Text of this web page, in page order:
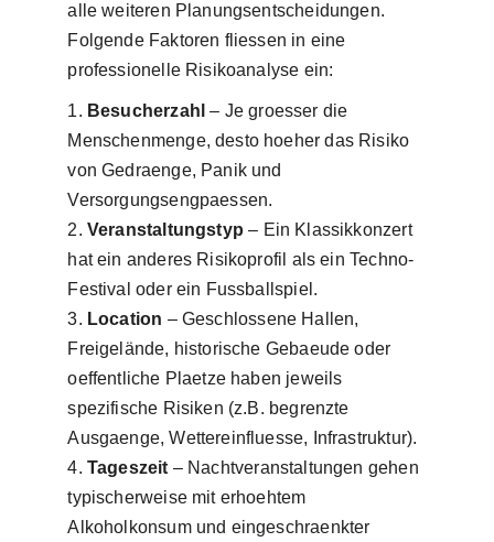
alle weiteren Planungsentscheidungen.
Folgende Faktoren fliessen in eine
professionelle Risikoanalyse ein:
Besucherzahl – Je groesser die
Menschenmenge, desto hoeher das Risiko
von Gedraenge, Panik und
Versorgungsengpaessen.
Veranstaltungstyp – Ein Klassikkonzert
hat ein anderes Risikoprofil als ein Techno-
Festival oder ein Fussballspiel.
Location – Geschlossene Hallen,
Freigelände, historische Gebaeude oder
oeffentliche Plaetze haben jeweils
spezifische Risiken (z.B. begrenzte
Ausgaenge, Wettereinfluesse, Infrastruktur).
Tageszeit – Nachtveranstaltungen gehen
typischerweise mit erhoehtem
Alkoholkonsum und eingeschraenkter